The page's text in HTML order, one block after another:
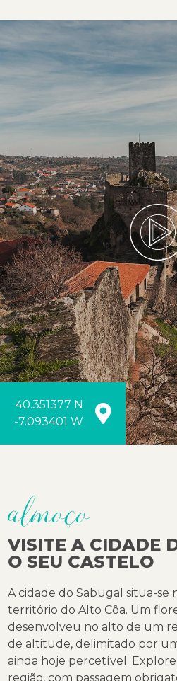
40.351377 N
-7.093401 W
almoço
VISITE A CIDADE
O SEU CASTELO
A cidade do Sabugal situa-
território do Alto Côa. Um
desenvolveu no alto de um
de altitude, delimitado por
ainda hoje percetível.
região, com passagem